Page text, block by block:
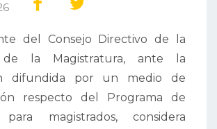
del Consejo Directivo de la
de la Magistratura, ante la
difundida por un medio de
respecto del Programa de
para magistrados, considera